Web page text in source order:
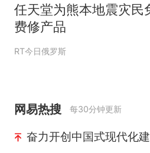
任天堂为熊本地震灾民
费修产品
RT今日俄罗斯
网易热搜 每30分钟更新
奋力开创中国式现代化